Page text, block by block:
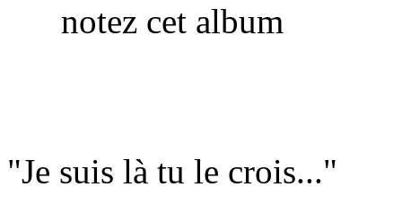
notez cet album
"Je suis là tu le crois..."